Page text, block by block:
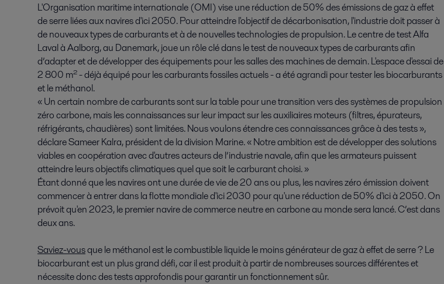
L'Organisation maritime internationale (OMI) vise une réduction de 50% des émissions de gaz à effet
de serre liées aux navires d'ici 2050. Pour atteindre l'objectif de décarbonisation, l'industrie doit passer à
de nouveaux types de carburants et à de nouvelles technologies de propulsion. Le centre de test Alfa
Laval à Aalborg, au Danemark, joue un rôle clé dans le test de nouveaux types de carburants afin
d’adapter et de développer des équipements pour les salles des machines de demain. L'espace d'essai de
2 800 m² - déjà équipé pour les carburants fossiles actuels - a été agrandi pour tester les biocarburants
et le méthanol.
« Un certain nombre de carburants sont sur la table pour une transition vers des systèmes de propulsion
zéro carbone, mais les connaissances sur leur impact sur les auxiliaires moteurs (filtres, épurateurs,
réfrigérants, chaudières) sont limitées. Nous voulons étendre ces connaissances grâce à des tests »,
déclare Sameer Kalra, président de la division Marine. « Notre ambition est de développer des solutions
viables en coopération avec d'autres acteurs de l’industrie navale, afin que les armateurs puissent
atteindre leurs objectifs climatiques quel que soit le carburant choisi. »
Étant donné que les navires ont une durée de vie de 20 ans ou plus, les navires zéro émission doivent
commencer à entrer dans la flotte mondiale d'ici 2030 pour qu'une réduction de 50% d'ici à 2050. On
prévoit qu'en 2023, le premier navire de commerce neutre en carbone au monde sera lancé. C’est dans
deux ans.
Saviez-vousque le méthanol est le combustible liquide le moins générateur de gaz à effet de serre ? Le
biocarburant est un plus grand défi, car il est produit à partir de nombreuses sources différentes et
nécessite donc des tests approfondis pour garantir un fonctionnement sûr.